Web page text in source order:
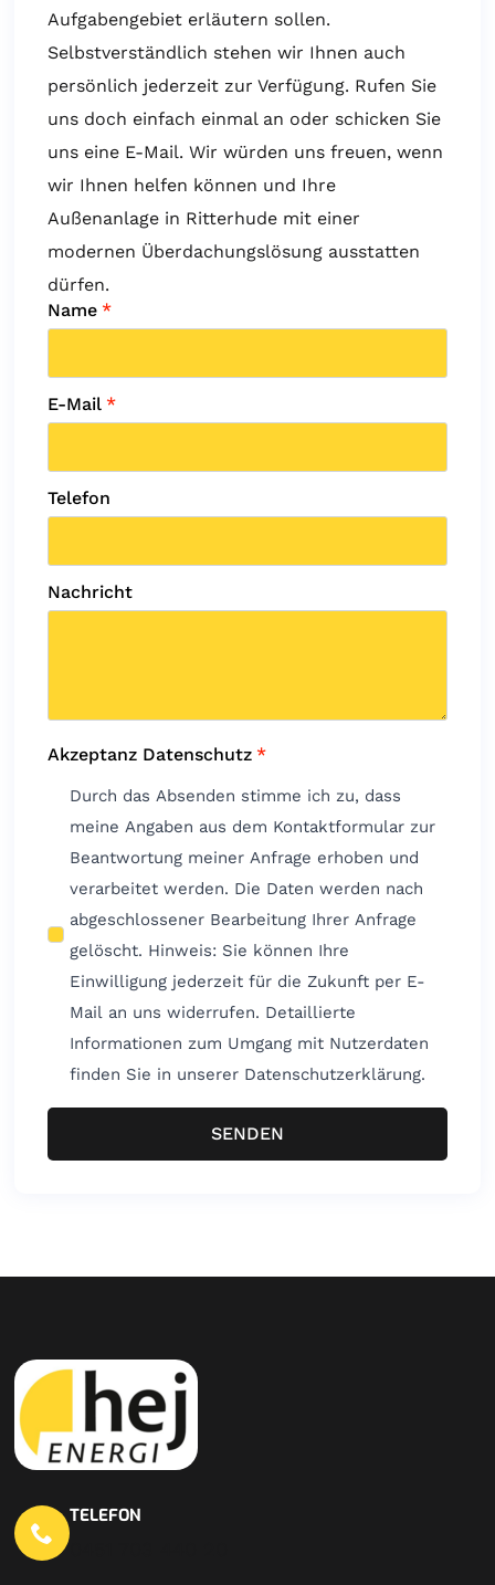
Aufgabengebiet erläutern sollen.
Selbstverständlich stehen wir Ihnen auch
persönlich jederzeit zur Verfügung. Rufen Sie
uns doch einfach einmal an oder schicken Sie
uns eine E-Mail. Wir würden uns freuen, wenn
wir Ihnen helfen können und Ihre
Außenanlage in Ritterhude mit einer
modernen Überdachungslösung ausstatten
dürfen.
Name *
E-Mail *
Telefon
Nachricht
Akzeptanz Datenschutz *
Durch das Absenden stimme ich zu, dass
meine Angaben aus dem Kontaktformular zur
Beantwortung meiner Anfrage erhoben und
verarbeitet werden. Die Daten werden nach
abgeschlossener Bearbeitung Ihrer Anfrage
gelöscht. Hinweis: Sie können Ihre
Einwilligung jederzeit für die Zukunft per E-
Mail an uns widerrufen. Detaillierte
Informationen zum Umgang mit Nutzerdaten
finden Sie in unserer Datenschutzerklärung.
SENDEN
TELEFON